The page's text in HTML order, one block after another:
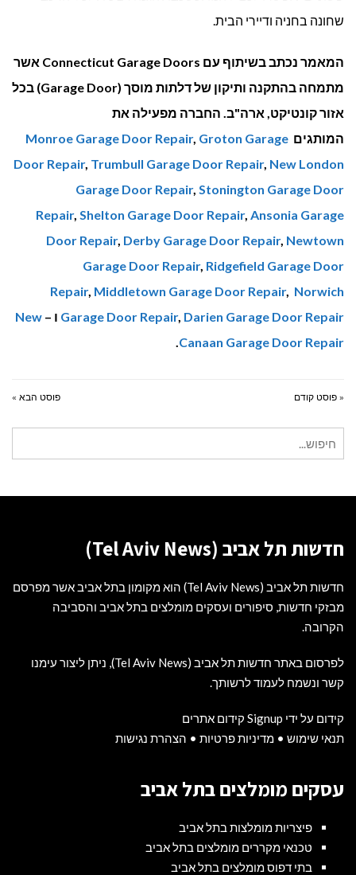
שחונה בחניה ודיירי הבית.
המאמר נכתב בשיתוף עם Connecticut Garage Doors אשר
מתמחה בהתקנה ותיקון של דלתות מוסך (Garage Door) בכל
אזור קונטיקט, ארה"ב. החברה מפעילה את
המותגים
Monroe Garage Door Repair, Groton Garage
Door Repair, Trumbull Garage Door Repair, New London
Garage Door Repair, Stonington Garage Door
Repair, Shelton Garage Door Repair, Ansonia Garage
Door Repair, Derby Garage Door Repair, Newtown
Garage Door Repair, Ridgefield Garage Door
Repair, Middletown Garage Door Repair, Norwich
Garage Door Repair, Darien Garage Door Repair ו – New
Canaan Garage Door Repair
« פוסט קודם פוסט הבא »
חדשות תל אביב (Tel Aviv News)
חדשות תל אביב (Tel Aviv News) הוא מקומון בתל אביב אשר מפרסם
מבזקי חדשות, סיפורים ועסקים מומלצים בתל אביב והסביבה
הקרובה.
לפרסום באתר חדשות תל אביב (Tel Aviv News),
ניתן ליצור עימנו
קשר ונשמח לעמוד לרשותך
קידום על ידי Signup קידום אתרים
תנאי שימוש • מדיניות פרטיות • הצהרת נגישות
עסקים מומלצים בתל אביב
פיצריות מומלצות בתל אביב
טכנאי מקררים מומלצים בתל אביב
בתי דפוס מומלצים בתל אביב